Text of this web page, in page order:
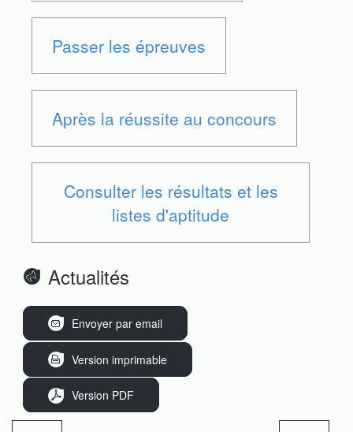
Passer les épreuves
Après la réussite au concours
Consulter les résultats et les
listes d'aptitude
Actualités
Envoyer par email
Version imprimable
Version PDF